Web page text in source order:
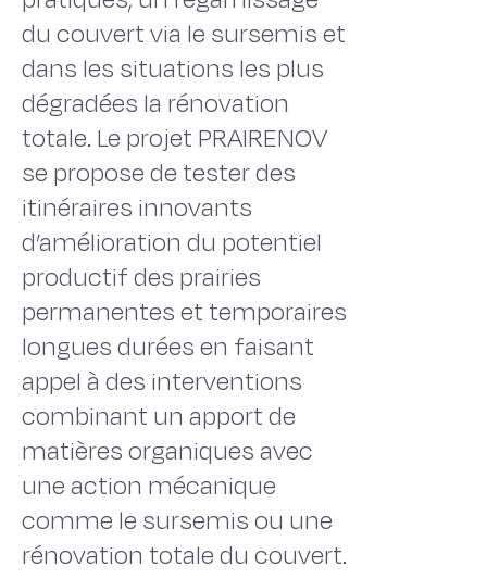
du couvert via le sursemis et
dans les situations les plus
dégradées la rénovation
totale. Le projet PRAIRENOV
se propose de tester des
itinéraires innovants
d’amélioration du potentiel
productif des prairies
permanentes et temporaires
longues durées en faisant
appel à des interventions
combinant un apport de
matières organiques avec
une action mécanique
comme le sursemis ou une
rénovation totale du couvert.